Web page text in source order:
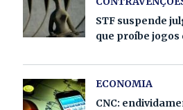
STF suspende
que proíbe jogos
ECONOMIA
CNC: